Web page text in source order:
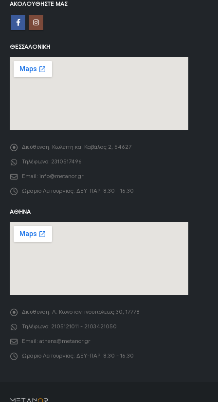
ΑΚΟΛΟΥΘΉΣΤΕ ΜΑΣ
ΘΕΣΣΑΛΟΝΊΚΗ
Διεύθυνση: Κωλέττη και Καβάλας 2, 54627
Τηλέφωνο: 2310517496
Email: info@metanor.gr
Ωράριο Λειτουργίας: ΔΕΥ-ΠΑΡ: 8:30 - 16:30
ΑΘΉΝΑ
Διεύθυνση: Λ. Κωνσταντινουπόλεως 30, 17778
Τηλέφωνο: 2105121011 - 2103421050
Email: athens@metanor.gr
Ωράριο Λειτουργίας: ΔΕΥ-ΠΑΡ: 8:30 - 16:30